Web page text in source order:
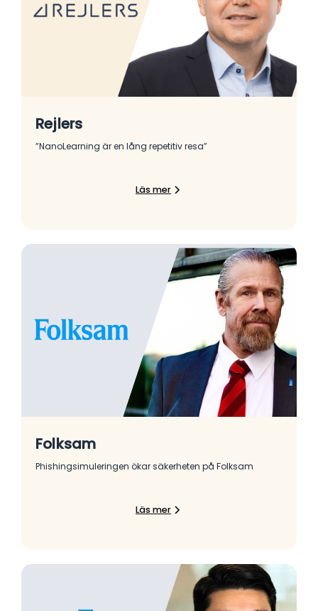
Rejlers
”NanoLearning är en lång repetitiv resa”
Läs mer
Folksam
Phishingsimuleringen ökar säkerheten på Folksam
Läs mer